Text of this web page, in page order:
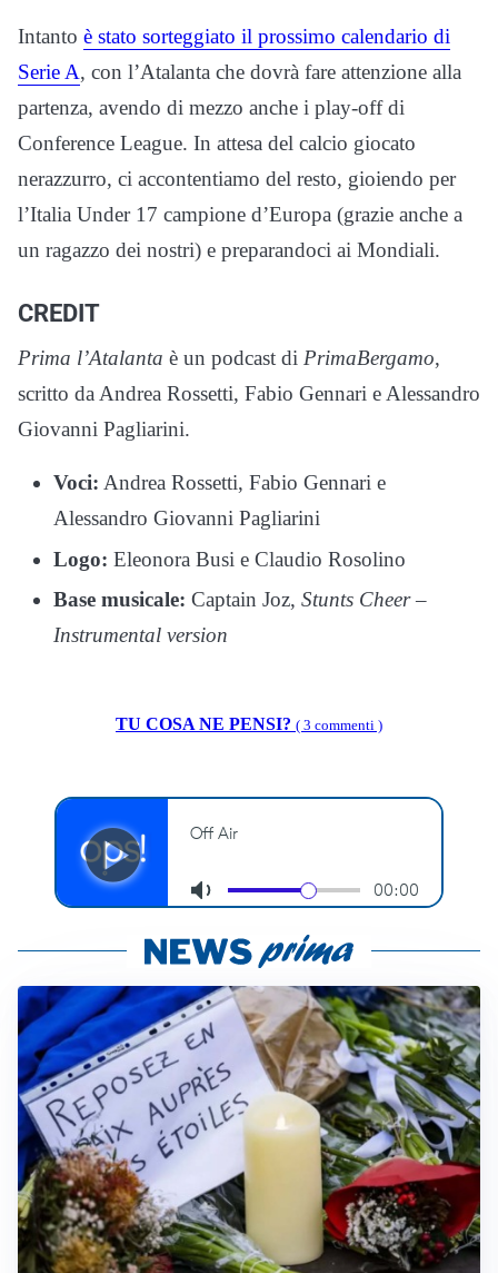
Intanto è stato sorteggiato il prossimo calendario di
Serie A, con l’Atalanta che dovrà fare attenzione alla
partenza, avendo di mezzo anche i play-off di
Conference League. In attesa del calcio giocato
nerazzurro, ci accontentiamo del resto, gioiendo per
l’Italia Under 17 campione d’Europa (grazie anche a
un ragazzo dei nostri) e preparandoci ai Mondiali.
CREDIT
Prima l’Atalanta è un podcast di PrimaBergamo,
scritto da Andrea Rossetti, Fabio Gennari e Alessandro
Giovanni Pagliarini.
Voci: Andrea Rossetti, Fabio Gennari e
Alessandro Giovanni Pagliarini
Logo: Eleonora Busi e Claudio Rosolino
Base musicale: Captain Joz, Stunts Cheer –
Instrumental version
TU COSA NE PENSI? ( 3 commenti )